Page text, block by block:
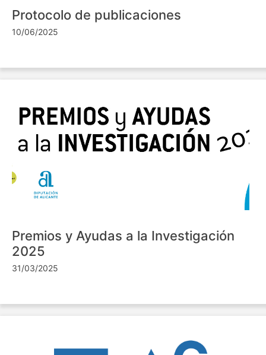
Protocolo de publicaciones
10/06/2025
Premios y Ayudas a la Investigación
2025
31/03/2025